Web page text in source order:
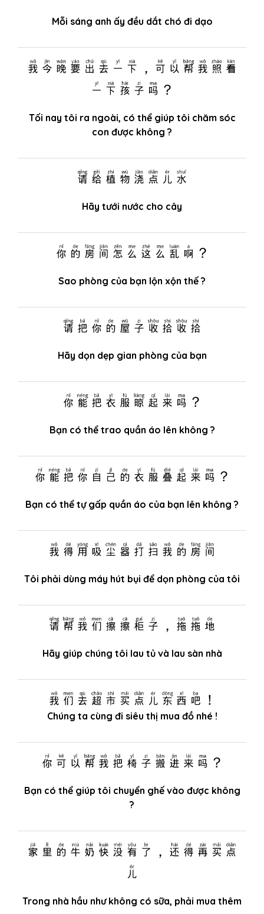
Mỗi sáng anh ấy đều dắt chó đi dạo
我今晚要出去一下，可以帮我照看
一下孩子吗？
Tối nay tôi ra ngoài, có thể giúp tôi chăm sóc
con được không ?
请给植物浇点儿水
Hãy tưới nước cho cây
你的房间怎么这么乱啊？
Sao phòng của bạn lộn xộn thế ?
请把你的屋子收拾收拾
Hãy dọn dẹp gian phòng của bạn
你能把衣服晾起来吗？
Bạn có thể trao quần áo lên không ?
你能把你自己的衣服叠起来吗？
Bạn có thể tự gấp quần áo của bạn lên không ?
我得用吸尘器打扫我的房间
Tôi phải dùng máy hút bụi để dọn phòng của tôi
请帮我们擦擦柜子，拖拖地
Hãy giúp chúng tôi lau tủ và lau sàn nhà
我们去超市买点儿东西吧！
Chúng ta cùng đi siêu thị mua đồ nhé !
你可以帮我把椅子搬进来吗？
Bạn có thể giúp tôi chuyển ghế vào được không
?
家里的牛奶快没有了，还得再买点
儿
Trong nhà hầu như không có sữa, phải mua thêm